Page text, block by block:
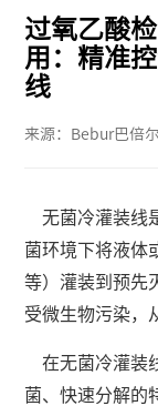
过氧乙酸
用：精准
线
来源：Bebur巴倍尔
无菌冷灌装线
菌环境下将液体
等）灌装到预先
受微生物污染，
在无菌冷灌装
菌、快速分解的